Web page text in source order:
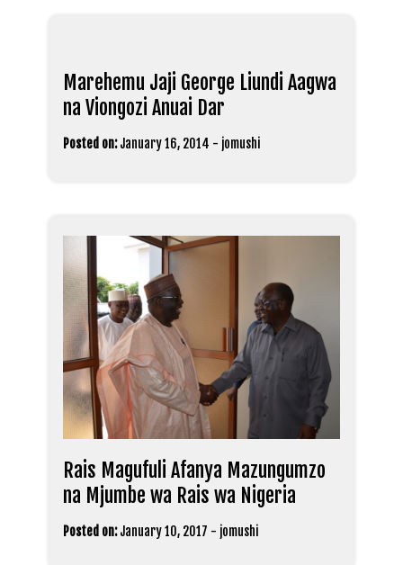
Marehemu Jaji George Liundi Aagwa
na Viongozi Anuai Dar
Posted on: January 16, 2014 - jomushi
Rais Magufuli Afanya Mazungumzo
na Mjumbe wa Rais wa Nigeria
Posted on: January 10, 2017 - jomushi